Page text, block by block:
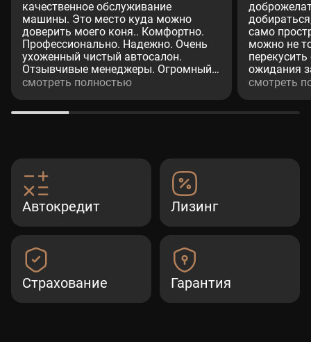
качественное обслуживание
машины. Это место куда можно
доверить моего коня.. Комфортно.
Профессионально. Надежно. Очень
ухоженный чистый автосалон.
Отзывчивые менеджеры. Огромный
респект менеджеру (Александр.
(Дмитрий)
смотреть полностью
само
можно не
ожидания
процедуры
смотреть
Автокредит Лизинг
Страхование Гарантия